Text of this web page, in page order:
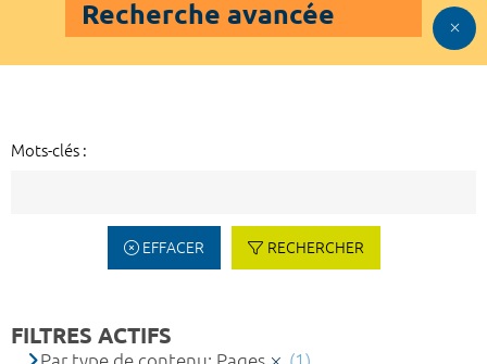
Recherche avancée
Mots-clés :
EFFACER RECHERCHER
FILTRES ACTIFS